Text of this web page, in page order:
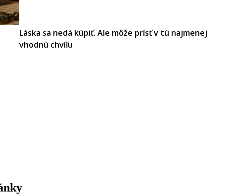
Láska sa nedá kúpiť. Ale môže prísť v tú najmenej
vhodnú chvíľu